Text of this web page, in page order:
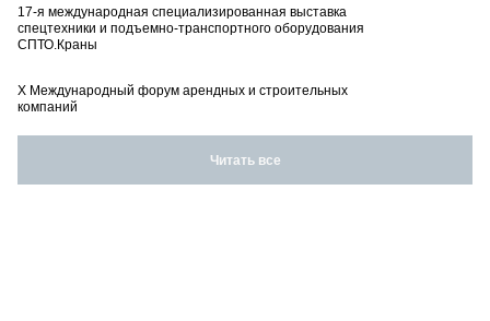
17-я международная специализированная выставка
спецтехники и подъемно-транспортного оборудования
СПТО.Краны
X Международный форум арендных и строительных
компаний
Читать все